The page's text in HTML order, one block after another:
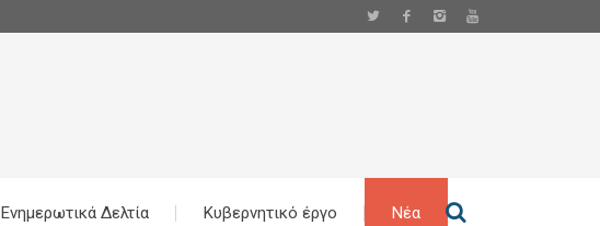
Ενημερωτικά Δελτία Κυβερνητικό έργο Νέα